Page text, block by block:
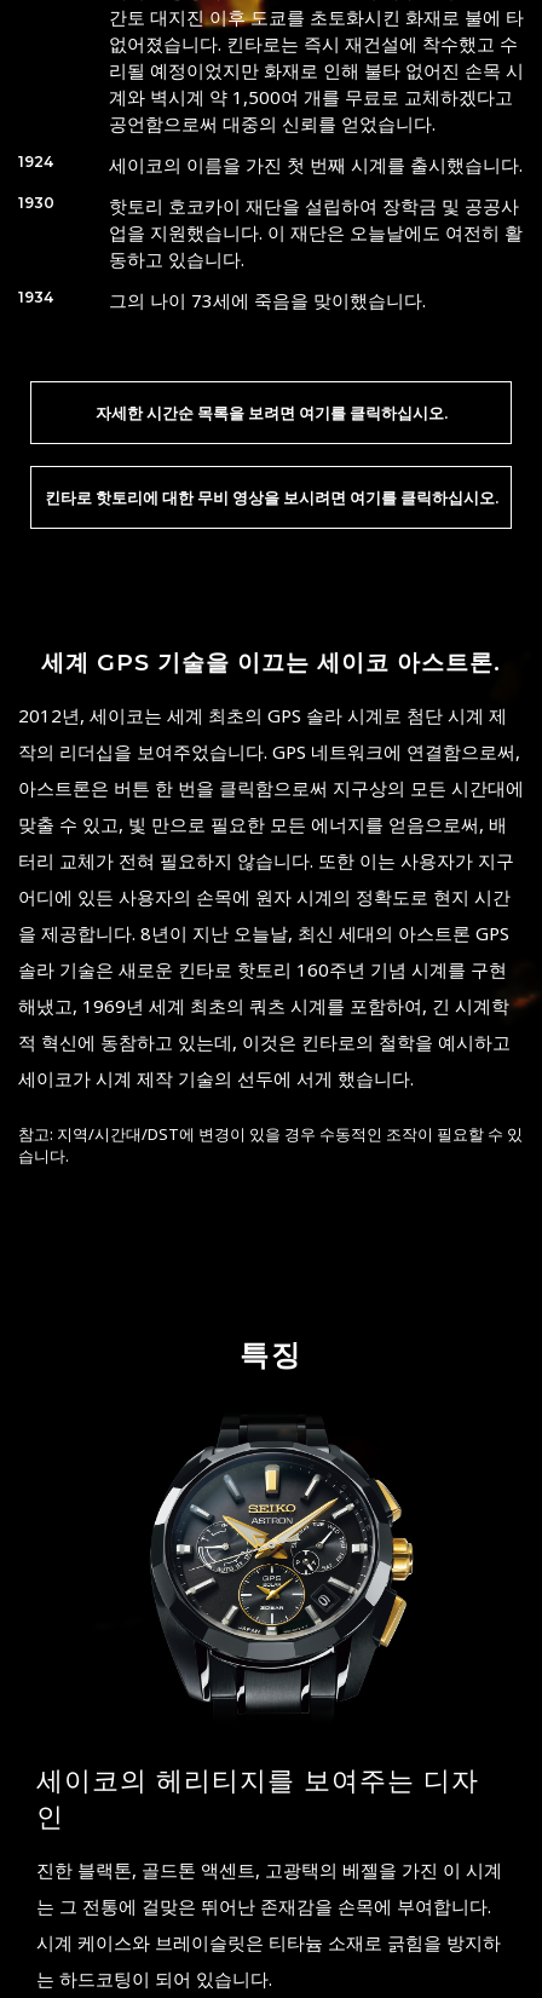
간토 대지진 이후 도쿄를 초토화시킨 화재로 불에 타
없어졌습니다. 킨타로는 즉시 재건설에 착수했고 수
리될 예정이었지만 화재로 인해 불타 없어진 손목 시
계와 벽시계 약 1,500여 개를 무료로 교체하겠다고
공언함으로써 대중의 신뢰를 얻었습니다.
1924 세이코의 이름을 가진 첫 번째 시계를 출시했습니다.
1930
핫토리 호코카이 재단을 설립하여 장학금 및 공공사
업을 지원했습니다. 이 재단은 오늘날에도 여전히 활
동하고 있습니다.
1934 그의 나이 73세에 죽음을 맞이했습니다.
자세한 시간순 목록을 보려면 여기를 클릭하십시오.
킨타로 핫토리에 대한 무비 영상을 보시려면 여기를 클릭하십시오.
세계 GPS 기술을 이끄는 세이코 아스트론.
2012년, 세이코는 세계 최초의 GPS 솔라 시계로 첨단 시계 제
작의 리더십을 보여주었습니다. GPS 네트워크에 연결함으로써,
아스트론은 버튼 한 번을 클릭함으로써 지구상의 모든 시간대에
맞출 수 있고, 빛 만으로 필요한 모든 에너지를 얻음으로써, 배
터리 교체가 전혀 필요하지 않습니다. 또한 이는 사용자가 지구
어디에 있든 사용자의 손목에 원자 시계의 정확도로 현지 시간
을 제공합니다. 8년이 지난 오늘날, 최신 세대의 아스트론 GPS
솔라 기술은 새로운 킨타로 핫토리 160주년 기념 시계를 구현
해냈고, 1969년 세계 최초의 쿼츠 시계를 포함하여, 긴 시계학
적 혁신에 동참하고 있는데, 이것은 킨타로의 철학을 예시하고
세이코가 시계 제작 기술의 선두에 서게 했습니다.
참고: 지역/시간대/DST에 변경이 있을 경우 수동적인 조작이 필요할 수 있
습니다.
특징
세이코의 헤리티지를 보여주는 디자
인
진한 블랙톤, 골드톤 액센트, 고광택의 베젤을 가진 이 시계
는 그 전통에 걸맞은 뛰어난 존재감을 손목에 부여합니다.
시계 케이스와 브레이슬릿은 티타늄 소재로 긁힘을 방지하
는 하드코팅이 되어 있습니다.